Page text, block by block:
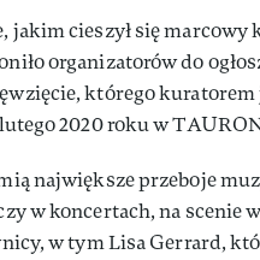
jakim cieszył się marcowy
organizatorów do
którego
2020 roku w
największe przeboje
w koncertach, na scenie
w tym Lisa Gerrard,